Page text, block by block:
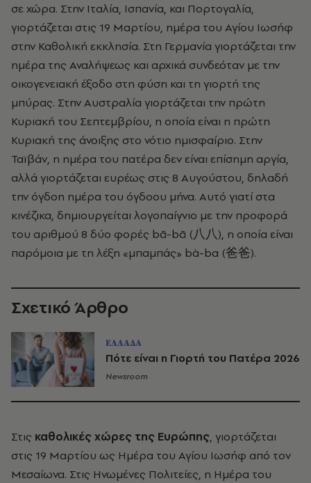
σε χώρα. Στην Ιταλία, Ισπανία, και Πορτογαλία,
γιορτάζεται στις 19 Μαρτίου, ημέρα του Αγίου Ιωσήφ
στην Καθολική εκκλησία. Στη Γερμανία γιορτάζεται την
ημέρα της Αναλήψεως και αρχικά συνδεόταν με την
οικογενειακή έξοδο στη φύση και τη γιορτή της
μπύρας. Στην Αυστραλία γιορτάζεται την πρώτη
Κυριακή του Σεπτεμβρίου, η οποία είναι η πρώτη
Κυριακή της άνοιξης στο νότιο ημισφαίριο. Στην
Ταϊβάν, η ημέρα του πατέρα δεν είναι επίσημη αργία,
αλλά γιορτάζεται ευρέως στις 8 Αυγούστου, δηλαδή
την όγδοη ημέρα του όγδοου μήνα. Αυτό γιατί στα
κινέζικα, δημιουργείται λογοπαίγνιο με την προφορά
του αριθμού 8 δύο φορές bā-bā (八八), η οποία είναι
παρόμοια με τη λέξη «μπαμπάς» bà-ba (爸爸).
Σχετικό Άρθρο
ΕΛΛΑΔΑ
Πότε είναι η Γιορτή του Πατέρα 2026
Newsroom
Στις καθολικές χώρες της Ευρώπης, γιορτάζεται
στις 19 Μαρτίου ως Ημέρα του Αγίου Ιωσήφ από τον
Μεσαίωνα. Στις Ηνωμένες Πολιτείες, η Ημέρα του